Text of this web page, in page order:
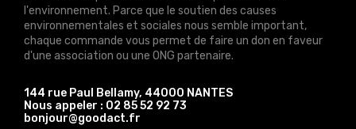
l'environnement. Parce que le soutien des causes
environnementales et sociales nous semble important,
chaque commande vous permet de faire un don en faveur
d'une association ou une ONG partenaire.
144 rue Paul Bellamy, 44000 NANTES
Nous appeler : 02 85 52 92 73
bonjour@goodact.fr